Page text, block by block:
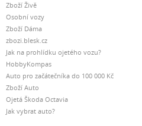
Zboží Živě
Osobní vozy
Zboží Dáma
zbozi.blesk.cz
Jak na prohlídku ojetého vozu?
HobbyKompas
Auto pro začátečníka do 100 000 Kč
Zboží Auto
Ojetá Škoda Octavia
Jak vybrat auto?